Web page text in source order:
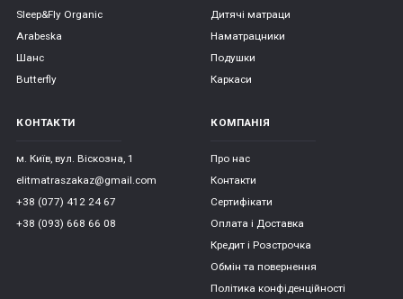
Sleep&Fly Organic
Arabeska
Шанс
Butterfly
Дитячі матраци
Наматрацники
Подушки
Каркаси
КОНТАКТИ
м. Київ, вул. Віскозна, 1
elitmatraszakaz@gmail.com
+38 (077) 412 24 67
+38 (093) 668 66 08
КОМПАНІЯ
Про нас
Контакти
Сертифікати
Оплата і Доставка
Кредит і Розстрочка
Обмін та повернення
Політика конфіденційності